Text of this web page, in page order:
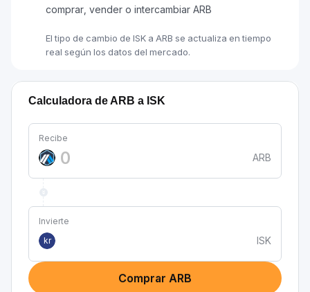
comprar, vender o intercambiar ARB
El tipo de cambio de ISK a ARB se actualiza en tiempo
real según los datos del mercado.
Calculadora de ARB a ISK
Recibe
ARB
Invierte
kr
ISK
Comprar ARB